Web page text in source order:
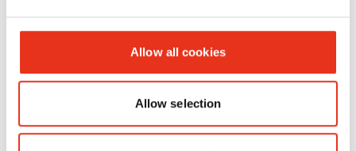
Allow all cookies
Allow selection